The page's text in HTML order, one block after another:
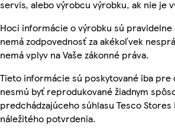
servis, alebo výrobcu výrobku, ak nie je
Hoci informácie o výrobku sú pravidelne
nemá zodpovednosť za akékoľvek
nemá vplyv na Vaše zákonné práva.
Tieto informácie sú poskytované iba
nesmú byť reprodukované žiadnym
predchádzajúceho súhlasu Tesco
náležitého potvrdenia.